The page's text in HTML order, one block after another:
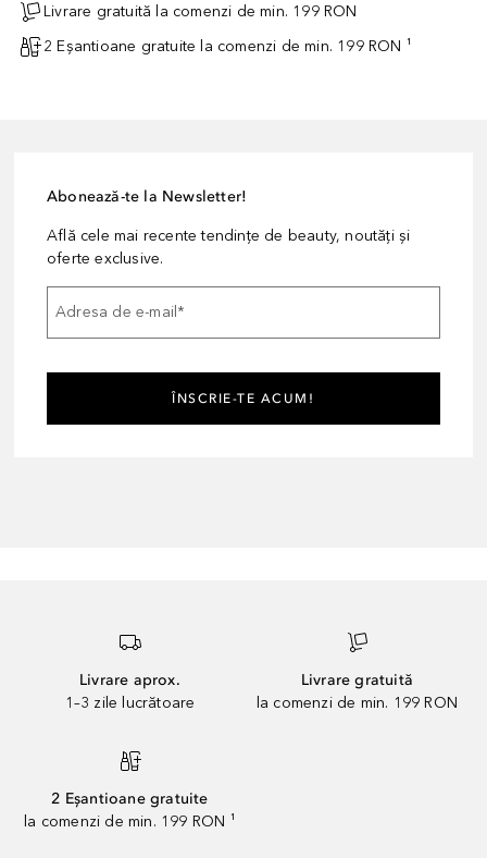
Livrare gratuită la comenzi de min. 199 RON
2 Eșantioane gratuite la comenzi de min. 199 RON ¹
Abonează-te la Newsletter!
Află cele mai recente tendințe de beauty, noutăți și
oferte exclusive.
Adresa de e-mail*
ÎNSCRIE-TE ACUM!
Livrare aprox.
1–3 zile lucrătoare
Livrare gratuită
la comenzi de min. 199 RON
2 Eșantioane gratuite
la comenzi de min. 199 RON ¹